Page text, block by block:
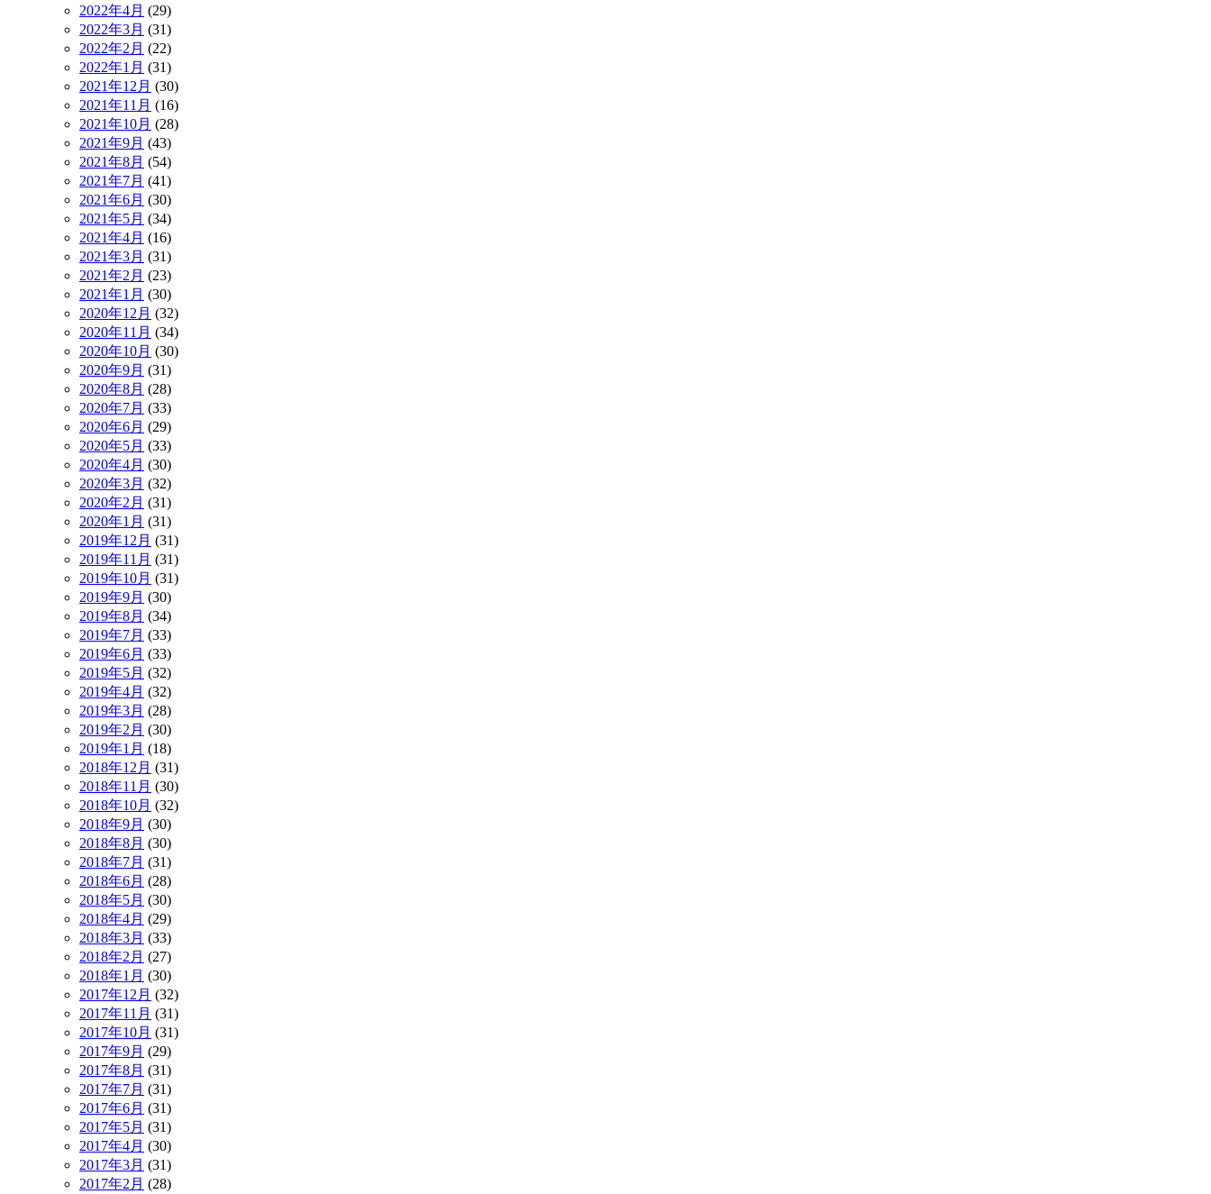
2022年4月 (29)
2022年3月 (31)
2022年2月 (22)
2022年1月 (31)
2021年12月 (30)
2021年11月 (16)
2021年10月 (28)
2021年9月 (43)
2021年8月 (54)
2021年7月 (41)
2021年6月 (30)
2021年5月 (34)
2021年4月 (16)
2021年3月 (31)
2021年2月 (23)
2021年1月 (30)
2020年12月 (32)
2020年11月 (34)
2020年10月 (30)
2020年9月 (31)
2020年8月 (28)
2020年7月 (33)
2020年6月 (29)
2020年5月 (33)
2020年4月 (30)
2020年3月 (32)
2020年2月 (31)
2020年1月 (31)
2019年12月 (31)
2019年11月 (31)
2019年10月 (31)
2019年9月 (30)
2019年8月 (34)
2019年7月 (33)
2019年6月 (33)
2019年5月 (32)
2019年4月 (32)
2019年3月 (28)
2019年2月 (30)
2019年1月 (18)
2018年12月 (31)
2018年11月 (30)
2018年10月 (32)
2018年9月 (30)
2018年8月 (30)
2018年7月 (31)
2018年6月 (28)
2018年5月 (30)
2018年4月 (29)
2018年3月 (33)
2018年2月 (27)
2018年1月 (30)
2017年12月 (32)
2017年11月 (31)
2017年10月 (31)
2017年9月 (29)
2017年8月 (31)
2017年7月 (31)
2017年6月 (31)
2017年5月 (31)
2017年4月 (30)
2017年3月 (31)
2017年2月 (28)